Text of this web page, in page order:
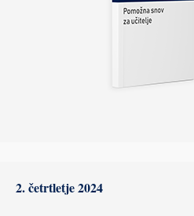
2. četrtletje 2024